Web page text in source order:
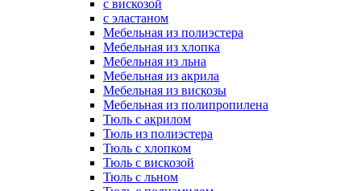
с вискозой
с эластаном
Мебельная из полиэстера
Мебельная из хлопка
Мебельная из льна
Мебельная из акрила
Мебельная из вискозы
Мебельная из полипропилена
Тюль с акрилом
Тюль из полиэстера
Тюль с хлопком
Тюль с вискозой
Тюль с льном